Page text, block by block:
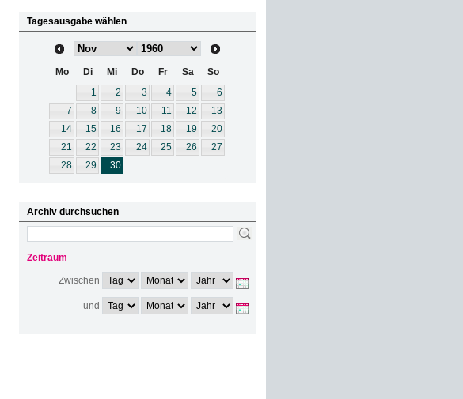
Tagesausgabe wählen
Mo Di Mi Do Fr Sa
So
1
2 3 4 5
6
7
8 9 10 11 12
13
14
15 16 17 18 19
20
21
22 23 24 25 26
27
28
29 30
Archiv durchsuchen
Zeitraum
Zwischen
und